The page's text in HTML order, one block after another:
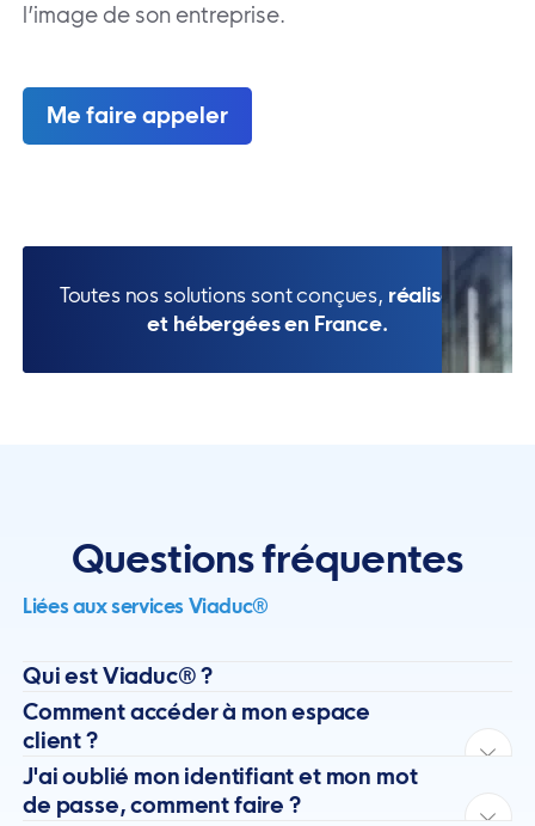
l’image de son entreprise.
Me faire appeler
Toutes nos solutions sont conçues, réalisées
et hébergées en France.
Questions fréquentes
Liées aux services Viaduc®
Qui est Viaduc® ?
Comment accéder à mon espace
client ?
J'ai oublié mon identifiant et mon mot
de passe, comment faire ?